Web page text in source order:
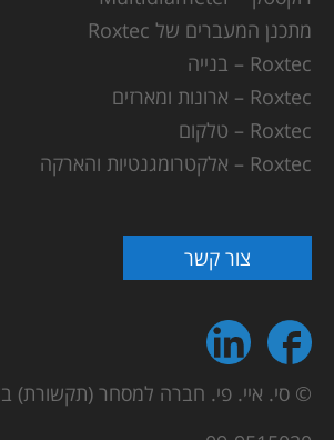
מתכנן המעברים של Roxtec
Roxtec – בנייה
Roxtec – ארונות ומארזים
Roxtec – טלקום
Roxtec – אלקטרומגנטיות והארקה
צור קשר
© סי. איי. פי. חברה למסחר (תקשורת)